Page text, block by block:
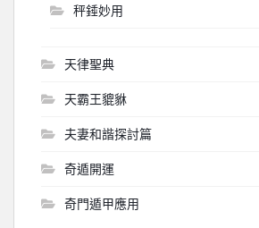
秤錘妙用
天律聖典
天霸王貔貅
夫妻和諧探討篇
奇遁開運
奇門遁甲應用